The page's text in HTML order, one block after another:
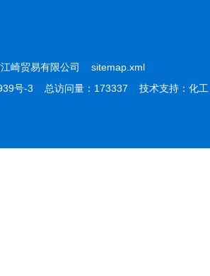
崎贸易有限公司 sitemap.xml
号-3 总访问量：173337 技术支持： 化工